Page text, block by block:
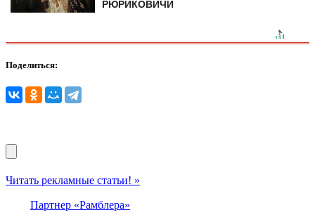
РЮРИКОВИЧИ
Поделиться:
Читать рекламные статьи! »
Партнер «Рамблера»